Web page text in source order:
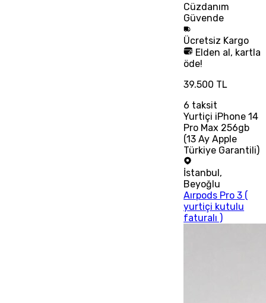
Cüzdanım
Güvende
Ücretsiz Kargo
Elden al, kartla
öde!
39.500 TL
6 taksit
Yurtiçi iPhone 14
Pro Max 256gb
(13 Ay Apple
Türkiye Garantili)
İstanbul,
Beyoğlu
Aırpods Pro 3 (
yurtiçi kutulu
faturalı )